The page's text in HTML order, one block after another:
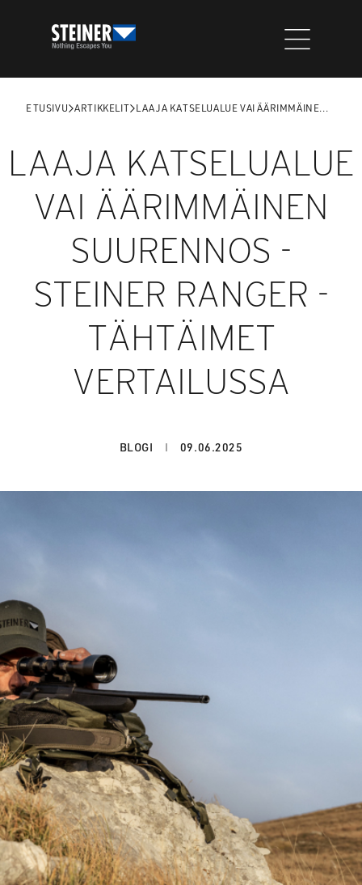
ETUSIVU ARTIKKELIT LAAJA KATSELUALUE VAI ÄÄRIMMÄINE...
LAAJA KATSELUALUE
VAI ÄÄRIMMÄINEN
SUURENNOS -
STEINER RANGER -
TÄHTÄIMET
VERTAILUSSA
BLOGI 09.06.2025